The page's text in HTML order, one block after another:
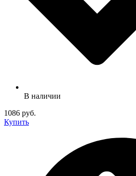
В наличии
1086 руб.
Купить